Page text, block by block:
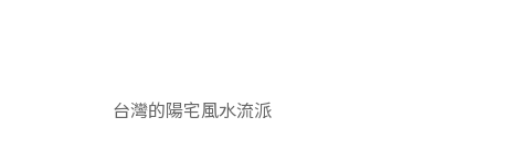
台灣的陽宅風水流派